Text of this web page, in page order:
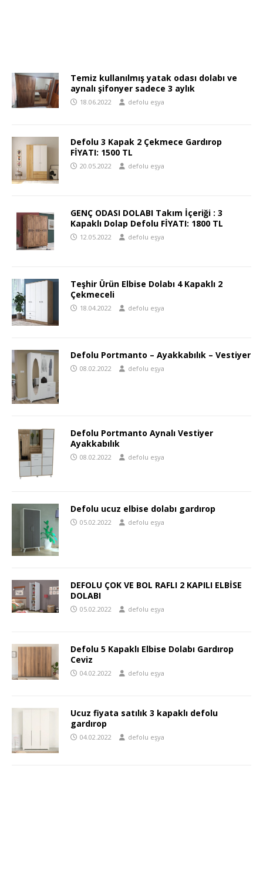
Temiz kullanılmış yatak odası dolabı ve
aynalı şifonyer sadece 3 aylık
18.06.2022 defolu eşya
Defolu 3 Kapak 2 Çekmece Gardırop
FİYATI: 1500 TL
20.05.2022 defolu eşya
GENÇ ODASI DOLABI Takım İçeriği : 3
Kapaklı Dolap Defolu FİYATI: 1800 TL
12.05.2022 defolu eşya
Teşhir Ürün Elbise Dolabı 4 Kapaklı 2
Çekmeceli
18.04.2022 defolu eşya
Defolu Portmanto – Ayakkabılık – Vestiyer
08.02.2022 defolu eşya
Defolu Portmanto Aynalı Vestiyer
Ayakkabılık
08.02.2022 defolu eşya
Defolu ucuz elbise dolabı gardırop
05.02.2022 defolu eşya
DEFOLU ÇOK VE BOL RAFLI 2 KAPILI ELBİSE
DOLABI
05.02.2022 defolu eşya
Defolu 5 Kapaklı Elbise Dolabı Gardırop
Ceviz
04.02.2022 defolu eşya
Ucuz fiyata satılık 3 kapaklı defolu
gardırop
04.02.2022 defolu eşya